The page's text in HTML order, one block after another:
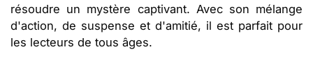
résoudre un mystère captivant. Avec son mélange
d'action, de suspense et d'amitié, il est parfait pour
les lecteurs de tous âges.